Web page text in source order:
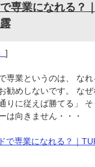
専業になれる？
]
専業というのは、 なれ
勧めしないです。 な
りに従えば勝てる」
は向きません・・・
で専業になれる？｜